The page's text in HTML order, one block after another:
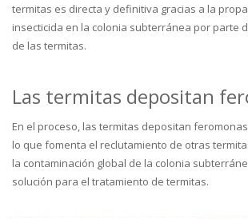
termitas es directa y definitiva gracias a la
insecticida en la colonia subterránea por parte
de las termitas.
Las termitas depositan
En el proceso, las termitas depositan
lo que fomenta el reclutamiento de otras
la contaminación global de la colonia
solución para el tratamiento de termitas.